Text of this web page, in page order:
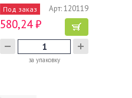
Под заказ Арт: 120119
580,24 ₽
за упаковку